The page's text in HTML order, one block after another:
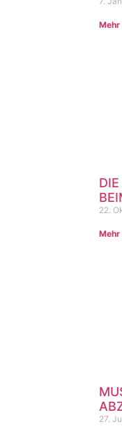
Mehr
22.
Mehr
27.